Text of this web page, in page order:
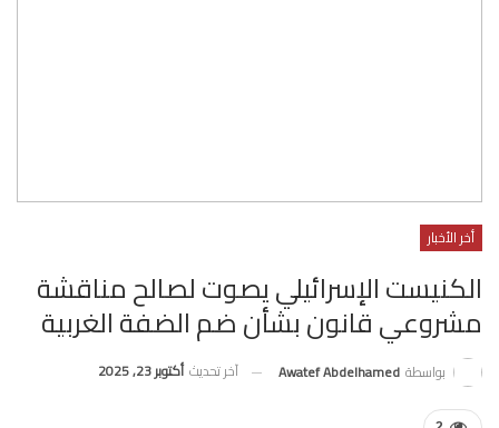
أخر الأخبار
الكنيست الإسرائيلي يصوت لصالح مناقشة
مشروعي قانون بشأن ضم الضفة الغربية
بواسطة Awatef Abdelhamed آخر تحديث أكتوبر 23, 2025